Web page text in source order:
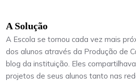
A Solução
A Escola se tornou cada vez mais
dos alunos através da Produção de
blog da instituição. Eles
projetos de seus alunos tanto nas